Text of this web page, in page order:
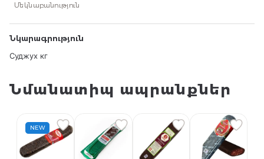
Մեկնաբանություն
Նկարագրություն
Суджух кг
Նմանատիպ ապրանքներ
NEW